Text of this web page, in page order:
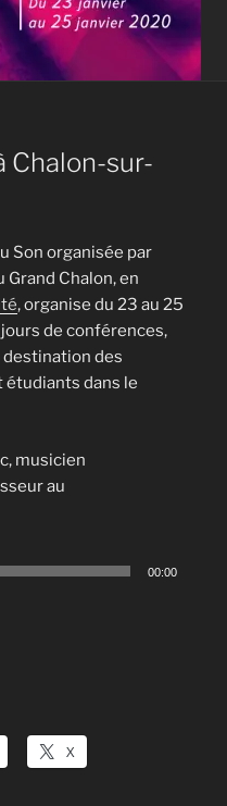
Chalon-sur-
Son organisée par
Grand Chalon, en
, organise du 23 au 25
de conférences,
des
étudiants dans le
musicien
au
00:00
X